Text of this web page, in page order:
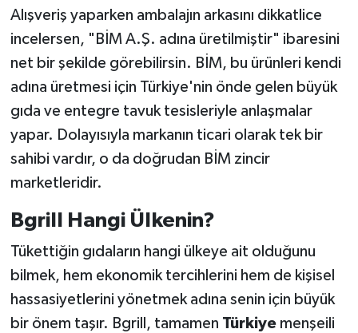
Alışveriş yaparken ambalajın arkasını dikkatlice
incelersen, "BİM A.Ş. adına üretilmiştir" ibaresini
net bir şekilde görebilirsin. BİM, bu ürünleri kendi
adına üretmesi için Türkiye'nin önde gelen büyük
gıda ve entegre tavuk tesisleriyle anlaşmalar
yapar. Dolayısıyla markanın ticari olarak tek bir
sahibi vardır, o da doğrudan BİM zincir
marketleridir.
Bgrill Hangi Ülkenin?
Tükettiğin gıdaların hangi ülkeye ait olduğunu
bilmek, hem ekonomik tercihlerini hem de kişisel
hassasiyetlerini yönetmek adına senin için büyük
bir önem taşır. Bgrill, tamamen Türkiyemenşeili